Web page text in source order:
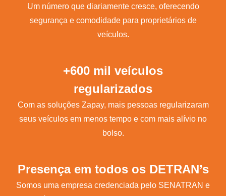
Um número que diariamente cresce, oferecendo
segurança e comodidade para proprietários de
veículos.
+600 mil veículos
regularizados
Com as soluções Zapay, mais pessoas regularizaram
seus veículos em menos tempo e com mais alívio no
bolso.
Presença em todos os DETRAN’s
Somos uma empresa credenciada pelo SENATRAN e